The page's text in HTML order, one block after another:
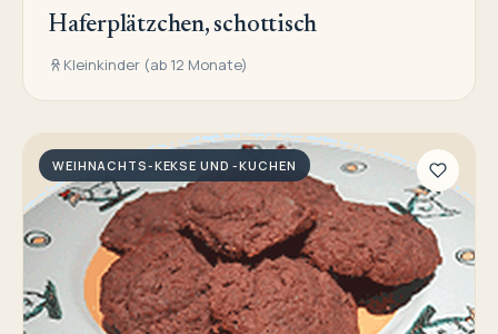
Haferplätzchen, schottisch
Kleinkinder (ab 12 Monate)
WEIHNACHTS-KEKSE UND -KUCHEN